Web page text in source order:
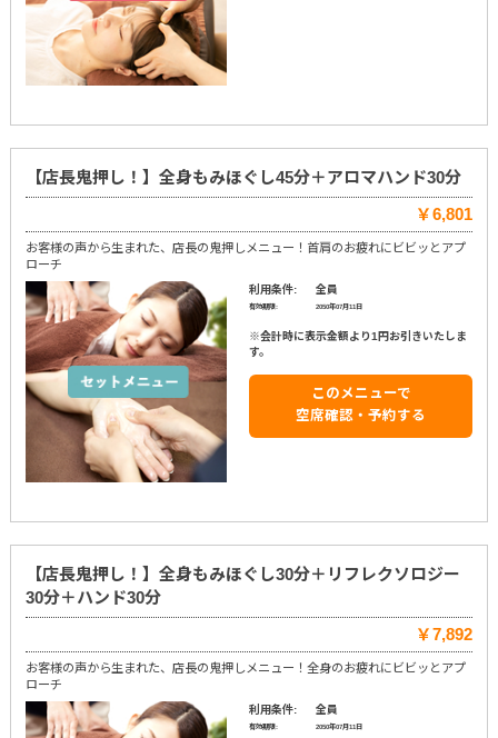
【店長鬼押し！】全身もみほぐし45分＋アロマハンド30分
￥6,801
お客様の声から生まれた、店長の鬼押しメニュー！首肩のお疲れにビビッとアプ
ローチ
利用条件: 全員
有効期限: 2050年07月11日
※会計時に表示金額より1円お引きいたしま
す。
このメニューで
空席確認・予約する
【店長鬼押し！】全身もみほぐし30分＋リフレクソロジー
30分＋ハンド30分
￥7,892
お客様の声から生まれた、店長の鬼押しメニュー！全身のお疲れにビビッとアプ
ローチ
利用条件: 全員
有効期限: 2050年07月11日